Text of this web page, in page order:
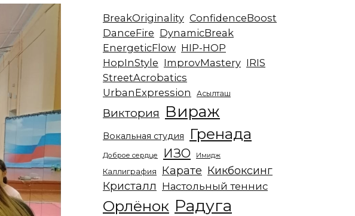
BreakOriginality ConfidenceBoost
DanceFire DynamicBreak
EnergeticFlow HIP-HOP
HopInStyle ImprovMastery IRIS
StreetAcrobatics
UrbanExpression
Асылташ
Виктория Вираж
Вокальная студия Гренада
Доброе сердце ИЗО Имидж
Каллиграфия Карате Кикбоксинг
Кристалл Настольный теннис
Орлёнок Радуга